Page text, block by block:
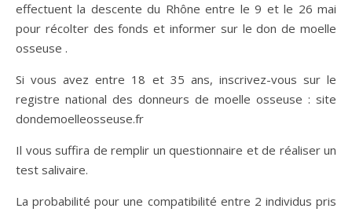
effectuent la descente du Rhône entre le 9 et le 26 mai
pour récolter des fonds et informer sur le don de moelle
osseuse .
Si vous avez entre 18 et 35 ans, inscrivez-vous sur le
registre national des donneurs de moelle osseuse : site
dondemoelleosseuse.fr
Il vous suffira de remplir un questionnaire et de réaliser un
test salivaire.
La probabilité pour une compatibilité entre 2 individus pris